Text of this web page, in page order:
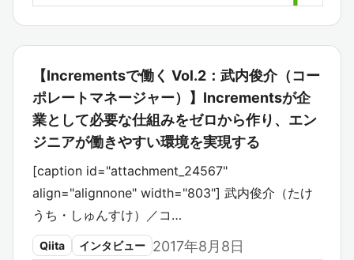
【Incrementsで働く Vol.2：武内俊介（コー
ポレートマネージャー）】Incrementsが企
業として必要な仕組みをゼロから作り、エン
ジニアが働きやすい環境を実現する
[caption id="attachment_24567"
align="alignnone" width="803"] 武内俊介（たけ
うち・しゅんすけ）／コ…
Qiita インタビュー 2017年8月8日